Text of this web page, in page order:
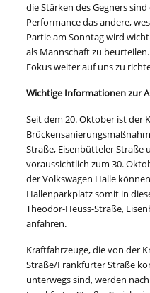
die Stärken des Gegners
Performance das andere,
Partie am Sonntag wird
als Mannschaft zu
Fokus weiter auf uns zu
Wichtige Informationen zur
Seit dem 20. Oktober ist der
Straße, Eisenbütteler Straße
voraussichtlich zum 30.
der Volkswagen Halle
Hallenparkplatz somit in
Theodor-Heuss-Straße,
anfahren.
Kraftfahrzeuge, die von der
Straße/Frankfurter Straße
unterwegs sind, werden